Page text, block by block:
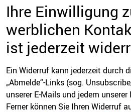
Ihre Einwilligung
werblichen
ist jederzeit
Ein Widerruf kann jederzeit durch
„Abmelde“-Links (sog.
unserer E-Mails und jedem
Ferner können Sie Ihren Widerruf